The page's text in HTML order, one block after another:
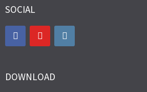
SOCIAL
DOWNLOAD